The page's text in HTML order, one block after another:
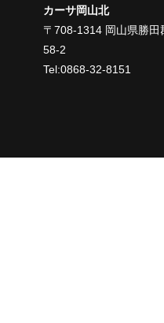
カーサ岡山北
〒708-1314 岡山県勝田
58-2
Tel:0868-32-8151